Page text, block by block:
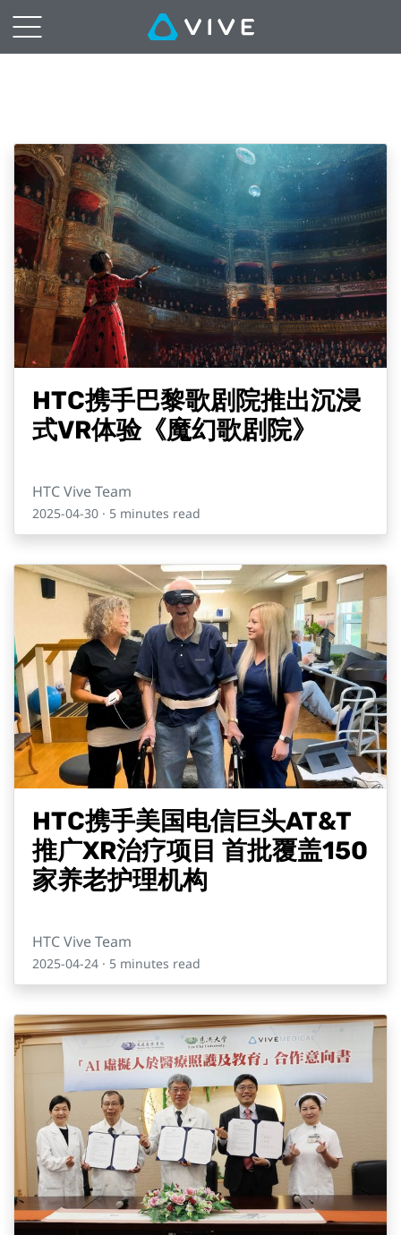
HTC携手巴黎歌剧院推出沉浸
式VR体验《魔幻歌剧院》
HTC Vive Team
2025-04-30 · 5 minutes read
HTC携手美国电信巨头AT&T
推广XR治疗项目 首批覆盖150
家养老护理机构
HTC Vive Team
2025-04-24 · 5 minutes read